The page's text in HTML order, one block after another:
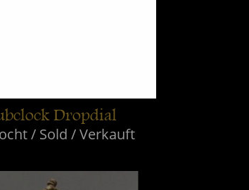
Dropdial
/ Sold / Verkauft